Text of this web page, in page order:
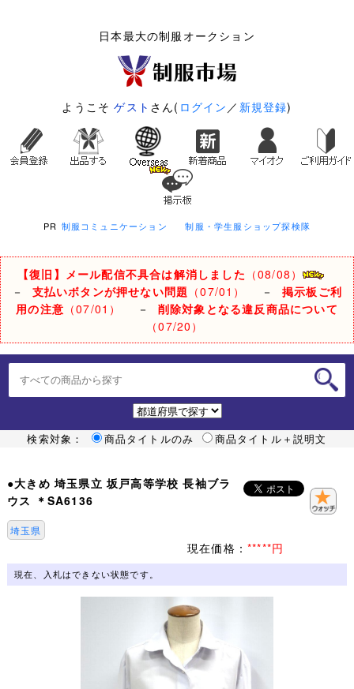
日本最大の制服オークション
ようこそゲスト さん( ログイン ／ 新規登録)
PR 制服コミュニケーション 制服・学生服ショップ探検隊
【復旧】メール配信不具合は解消しました （08/08）
－ 支払いボタンが押せない問題 （07/01） －掲示板ご利
用の注意 （07/01） － 削除対象となる違反商品について
（07/20）
検索対象： 商品タイトルのみ 商品タイトル＋説明文
●大きめ 埼玉県立 坂戸高等学校 長袖ブラ
ウス ＊SA6136
埼玉県
現在価格： *****円
現在、入札はできない状態です。